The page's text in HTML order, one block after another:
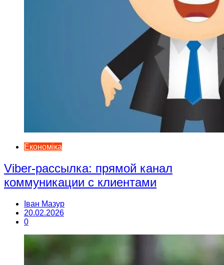
Економіка
Viber-рассылка: прямой канал
коммуникации с клиентами
Іван Мазур
20.02.2026
0